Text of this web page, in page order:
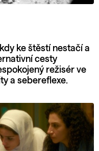
ke štěstí nestačí a
cesty
režisér ve
a sebereflexe.